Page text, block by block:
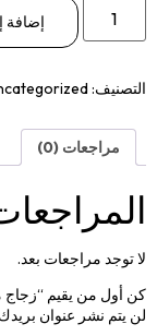
إضافة
التصنيف:
مراجعات (0)
لا توجد مراجعات بعد.
كن أول من يقيم “زجاج
لن يتم نشر عنوان بريدك